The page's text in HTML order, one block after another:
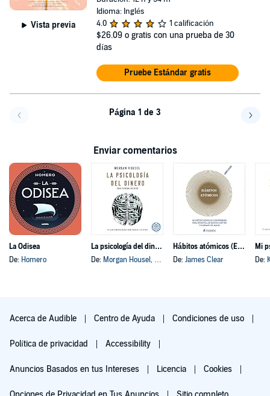
Vista previa
Idioma: Inglés
4.0
1 calificación
$26.09 o gratis con una prueba de 30
días
Pruebe Estándar gratis
Página 1 de 3
Enviar comentarios
La Odisea
De: Homero
La psicología del dinero
De: Morgan Housel, y otros
Hábitos atómicos (Español neutro)
De: James Clear
Mi
De:
Acerca de Audible Centro de Ayuda Condiciones de uso
Política de privacidad Accessibility
Anuncios Basados en tus Intereses Licencia Cookies